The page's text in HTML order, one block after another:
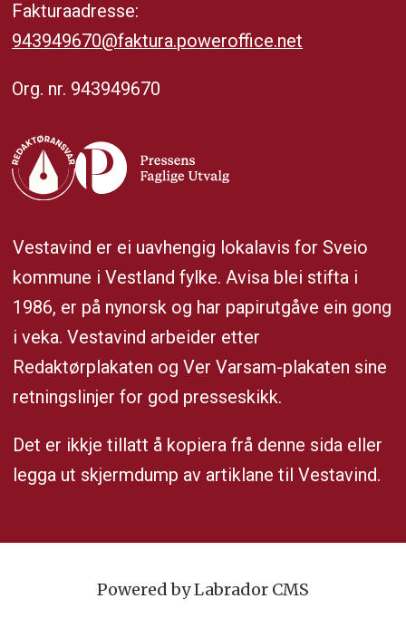
Fakturaadresse:
943949670@faktura.poweroffice.net
Org. nr. 943949670
Vestavind er ei uavhengig lokalavis for Sveio
kommune i Vestland fylke. Avisa blei stifta i
1986, er på nynorsk og har papirutgåve ein gong
i veka. Vestavind arbeider etter
Redaktørplakaten og Ver Varsam-plakaten sine
retningslinjer for god presseskikk.
Det er ikkje tillatt å kopiera frå denne sida eller
legga ut skjermdump av artiklane til Vestavind.
Powered by Labrador CMS